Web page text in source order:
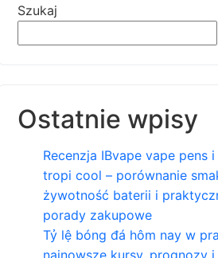
Szukaj
Ostatnie wpisy
Recenzja IBvape vape pens
tropi cool – porównanie
żywotność baterii i
porady zakupowe
Tỷ lệ bóng đá hôm nay w
najnowsze kursy, prognozy i